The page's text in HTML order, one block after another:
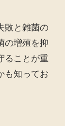
敗と雑菌の
の増殖を抑
ることが重
も知ってお